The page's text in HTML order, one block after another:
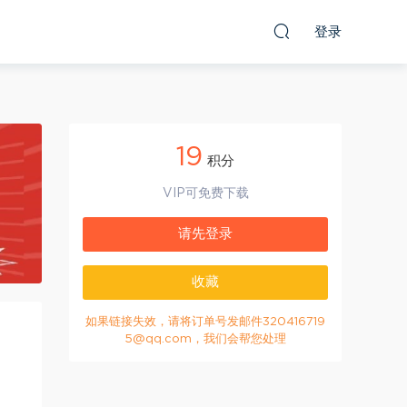
登录
19 积分
VIP可免费下载
请先登录
收藏
如果链接失效，请将订单号发邮件320416719
5@qq.com，我们会帮您处理